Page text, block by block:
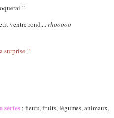
!!
ventre rond....rhooooo
séries : fleurs, fruits, légumes, animaux,